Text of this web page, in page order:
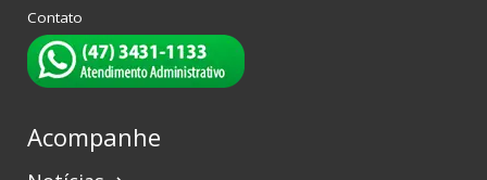
Contato
Acompanhe